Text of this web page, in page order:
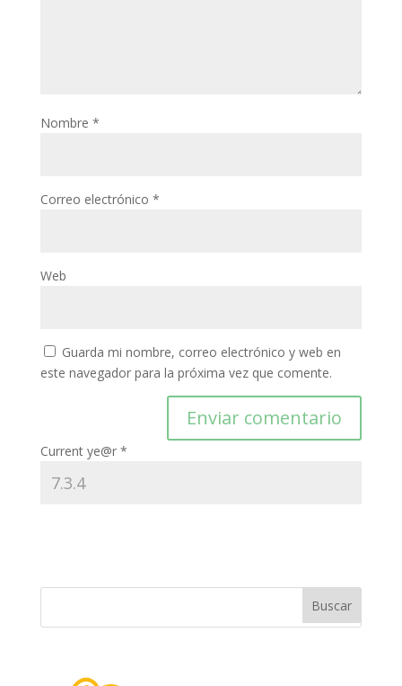
Nombre *
Correo electrónico *
Web
Guarda mi nombre, correo electrónico y web en
este navegador para la próxima vez que comente.
Current ye@r *